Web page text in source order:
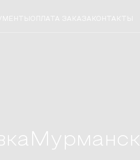
ОПЛАТА ЗАКАЗА КОНТАКТЫ
Мурманск